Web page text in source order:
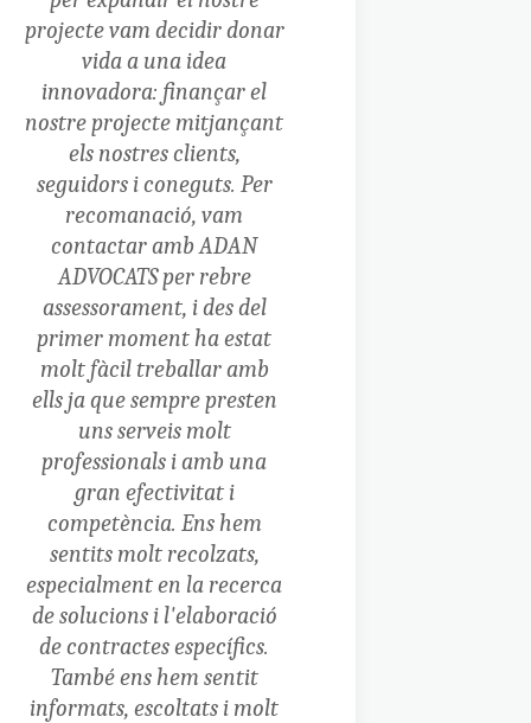
projecte vam decidir donar
vida a una idea
innovadora: finançar el
nostre projecte mitjançant
els nostres clients,
seguidors i coneguts. Per
recomanació, vam
contactar amb ADAN
ADVOCATS per rebre
assessorament, i des del
primer moment ha estat
molt fàcil treballar amb
ells ja que sempre presten
uns serveis molt
professionals i amb una
gran efectivitat i
competència. Ens hem
sentits molt recolzats,
especialment en la recerca
de solucions i l'elaboració
de contractes específics.
També ens hem sentit
informats, escoltats i molt